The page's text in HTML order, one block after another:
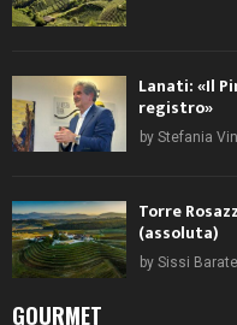
Lanati: «Il
registro»
by Stefania
Torre
(assoluta)
by Sissi
GOURMET